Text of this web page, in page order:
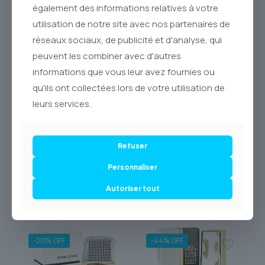
parfum **original**, garantissant l’authenticité et la qualité
olfactive que mérite votre peau. Nous sommes fiers de
**Canada** et assurons une **livraison soignée et fiable via
Postes Canada**.
Découvrez ou redécouvrez cette œuvre intemporelle de la
parfumerie féminine. Laissez NOA CACHAREL devenir
d’une élégance qui parle à voix basse, mais que l’on n’oublie
-30% OFF -44% OFF
également des informations relatives à votre
utilisation de notre site avec nos partenaires de
réseaux sociaux, de publicité et d'analyse, qui
peuvent les combiner avec d'autres
informations que vous leur avez fournies ou
qu'ils ont collectées lors de votre utilisation de
leurs services.
Refuser
Personnaliser
Autoriser tout